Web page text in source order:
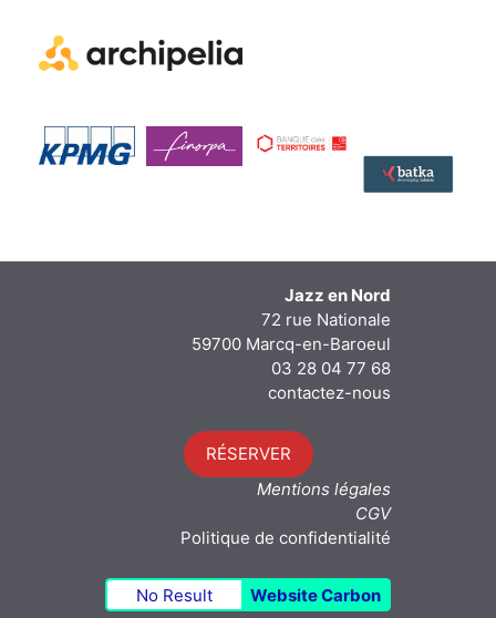
Jazz en Nord
72 rue Nationale
59700 Marcq-en-Baroeul
03 28 04 77 68
contactez-nous
RÉSERVER
Mentions légales
CGV
Politique de confidentialité
No Result Website Carbon